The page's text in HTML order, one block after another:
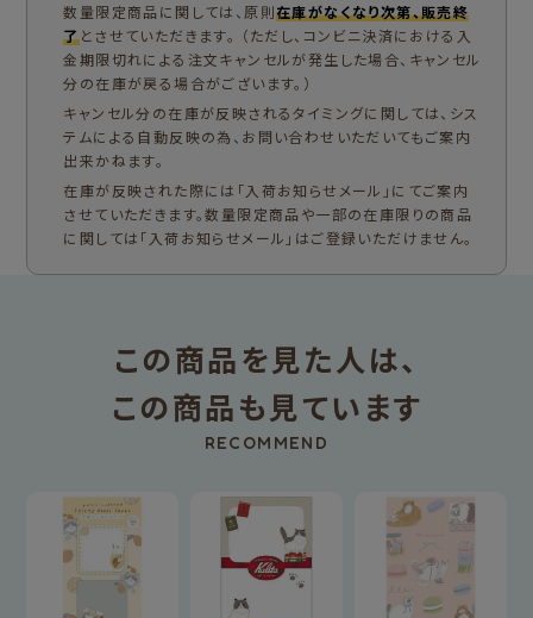
数量限定商品に関しては、原則在庫がなくなり次第、販売終
了とさせていただきます。 （ただし、コンビニ決済における入
金期限切れによる注文キャンセルが発生した場合、キャンセル
分の在庫が戻る場合がございます。）
キャンセル分の在庫が反映されるタイミングに関しては、シス
テムによる自動反映の為、お問い合わせいただいてもご案内
出来かねます。
在庫が反映された際には「入荷お知らせメール」にてご案内
させていただきます。数量限定商品や一部の在庫限りの商品
に関しては「入荷お知らせメール」はご登録いただけません。
この商品を見た人は、
この商品も見ています
RECOMMEND